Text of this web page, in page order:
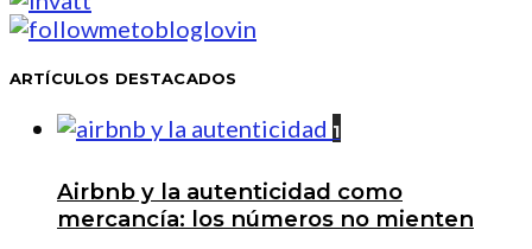
ARTÍCULOS DESTACADOS
1
Airbnb y la autenticidad como
mercancía: los números no mienten